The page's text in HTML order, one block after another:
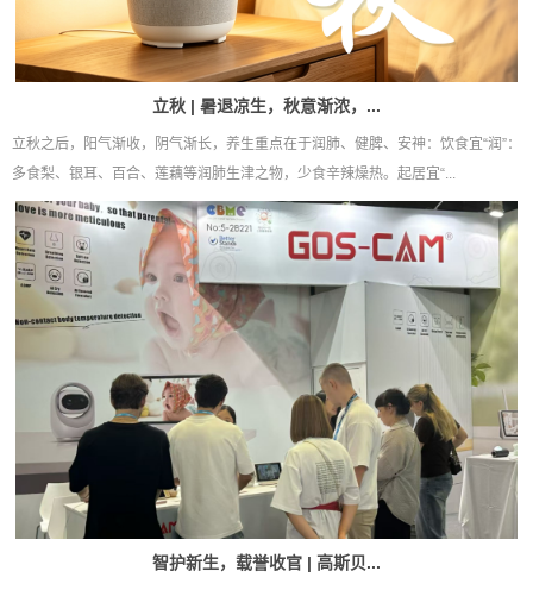
立秋 | 暑退凉生，秋意渐浓，...
立秋之后，阳气渐收，阴气渐长，养生重点在于润肺、健脾、安神：饮食宜“润”：
多食梨、银耳、百合、莲藕等润肺生津之物，少食辛辣燥热。起居宜“...
智护新生，载誉收官 | 高斯贝...